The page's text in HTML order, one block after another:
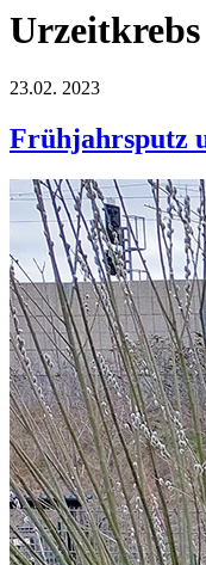
Urzeitkrebs
23.02. 2023
Frühjahrsputz